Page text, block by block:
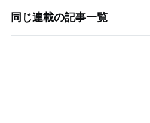
同じ連載の記事一覧